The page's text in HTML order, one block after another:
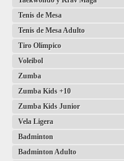
Tenis de Mesa
Tenis de Mesa Adulto
Tiro Olímpico
Voleibol
Zumba
Zumba Kids +10
Zumba Kids Junior
Vela Ligera
Badminton
Badminton Adulto